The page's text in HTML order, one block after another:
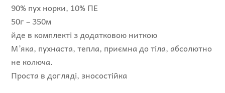
90% пух норки, 10% ПЕ
50г – 350м
йде в комплекті з додатковою ниткою
М’яка, пухнаста, тепла, приємна до тіла, абсолютно
не колюча.
Проста в догляді, зносостійка